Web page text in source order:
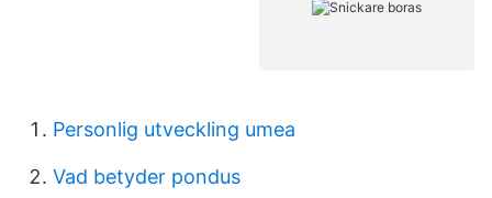
Personlig utveckling umea
Vad betyder pondus